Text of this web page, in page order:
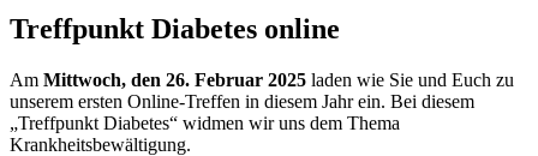
Treffpunkt Diabetes online
Am Mittwoch, den 26. Februar 2025 laden wie Sie und Euch zu
unserem ersten Online-Treffen in diesem Jahr ein. Bei diesem
„Treffpunkt Diabetes“ widmen wir uns dem Thema
Krankheitsbewältigung.